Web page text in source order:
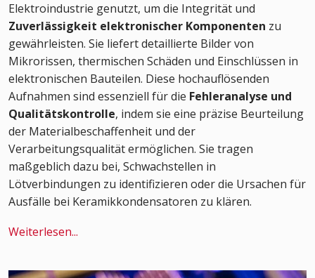
Elektroindustrie genutzt, um die Integrität und
Zuverlässigkeit elektronischer Komponenten zu
gewährleisten. Sie liefert detaillierte Bilder von
Mikrorissen, thermischen Schäden und Einschlüssen in
elektronischen Bauteilen. Diese hochauflösenden
Aufnahmen sind essenziell für die Fehleranalyse und
Qualitätskontrolle, indem sie eine präzise Beurteilung
der Materialbeschaffenheit und der
Verarbeitungsqualität ermöglichen. Sie tragen
maßgeblich dazu bei, Schwachstellen in
Lötverbindungen zu identifizieren oder die Ursachen für
Ausfälle bei Keramikkondensatoren zu klären.
Weiterlesen...